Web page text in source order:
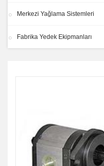
Merkezi Yağlama Sistemleri
Fabrika Yedek Ekipmanları